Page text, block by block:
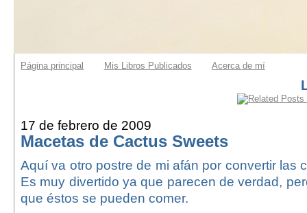
Página principal Mis Libros Publicados Acerca de mí
17 de febrero de 2009
Macetas de Cactus Sweets
Aquí va otro postre de mi afán por convertir las
Es muy divertido ya que parecen de verdad,
que éstos se pueden comer.